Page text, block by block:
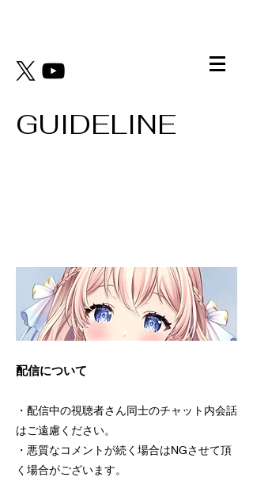
GUIDELINE
配信について
・配信中の視聴者さん同士のチャット内会話
はご遠慮ください。
・悪質なコメントが続く場合はNGさせて頂
く場合がございます。